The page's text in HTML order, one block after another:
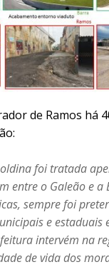
de Ramos há
foi tratada
entre o Galeão e a
sempre foi
e estaduais
intervém na
de vida dos